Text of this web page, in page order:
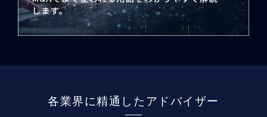
各業界に精通したアドバイザー